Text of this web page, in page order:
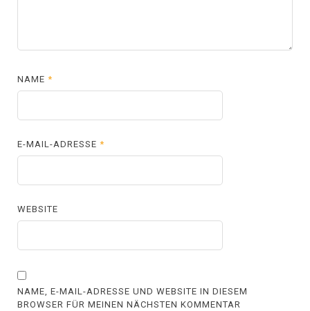
NAME*
E-MAIL-ADRESSE*
WEBSITE
NAME, E-MAIL-ADRESSE UND WEBSITE IN DIESEM
BROWSER FÜR MEINEN NÄCHSTEN KOMMENTAR